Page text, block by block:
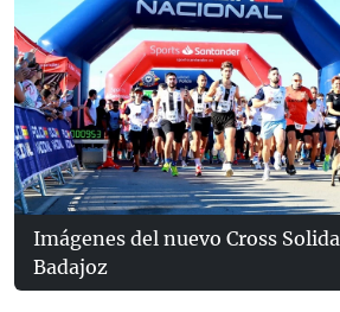
Imágenes del nuevo Cross
Badajoz